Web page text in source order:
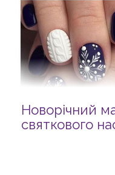
Новорічний
святкового